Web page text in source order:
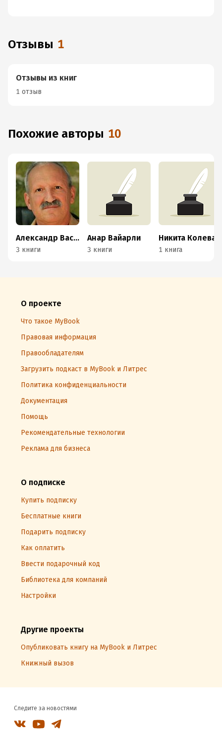
Отзывы 1
Отзывы из книг
1 отзыв
Похожие авторы 10
Александр Васютин
3 книги
Анар Вайарли
3 книги 1 книга
О проекте
Что такое MyBook
Правовая информация
Правообладателям
Загрузить подкаст в MyBook и Литрес
Политика конфиденциальности
Документация
Помощь
Рекомендательные технологии
Реклама для бизнеса
О подписке
Купить подписку
Бесплатные книги
Подарить подписку
Как оплатить
Ввести подарочный код
Библиотека для компаний
Настройки
Другие проекты
Опубликовать книгу на MyBook и Литрес
Книжный вызов
Следите за новостями